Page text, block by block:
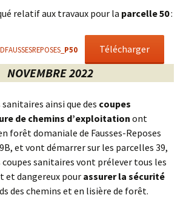
relatif aux travaux pour la parcelle 50:
P50 Télécharger
NOVEMBRE 2022
sanitaires ainsi que des coupes
de chemins d’exploitation ont
forêt domaniale de Fausses-Reposes
et vont démarrer sur les parcelles 39,
coupes sanitaires vont prélever tous les
et dangereux pour assurer la sécurité
des chemins et en lisière de forêt.